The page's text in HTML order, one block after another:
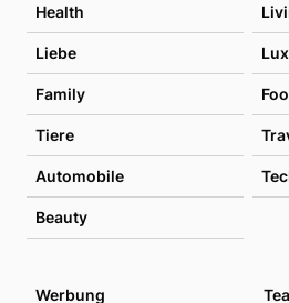
Health
Liebe
Family
Tiere
Automobile
Beauty
Werbung